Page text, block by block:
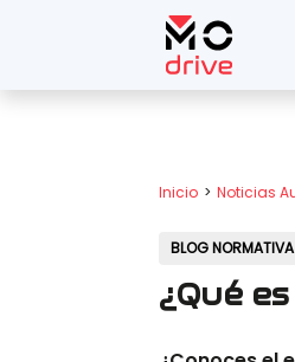
Inicio Noticias
BLOG
¿Qué